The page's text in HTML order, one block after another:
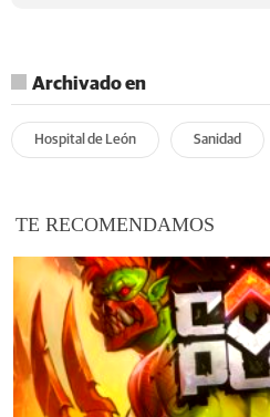
Archivado en
Hospital de León Sanidad
TE RECOMENDAMOS